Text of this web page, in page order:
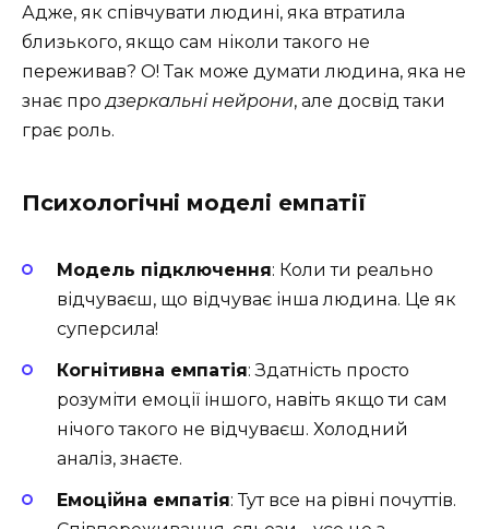
Адже, як співчувати людині, яка втратила
близького, якщо сам ніколи такого не
переживав? О! Так може думати людина, яка не
знає про дзеркальні нейрони, але досвід таки
грає роль.
Психологічні моделі емпатії
Модель підключення: Коли ти реально
відчуваєш, що відчуває інша людина. Це як
суперсила!
Когнітивна емпатія: Здатність просто
розуміти емоції іншого, навіть якщо ти сам
нічого такого не відчуваєш. Холодний
аналіз, знаєте.
Емоційна емпатія: Тут все на рівні почуттів.